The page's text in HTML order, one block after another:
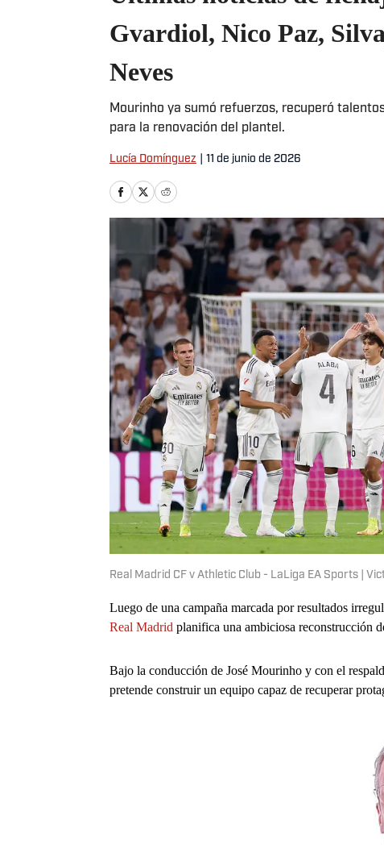
Gvardiol, Nico Paz,
Neves
Mourinho ya sumó refuerzos, recuperó
para la renovación del plantel.
Lucía Domínguez 11 de junio de 2026
Real Madrid CF v Athletic Club - LaLiga EA Sports |
Luego de una campaña marcada por resultados
Real Madrid planifica una ambiciosa reconstrucción
Bajo la conducción de José Mourinho y con el
pretende construir un equipo capaz de recuperar